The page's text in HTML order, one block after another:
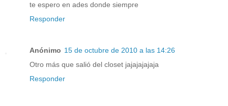
te espero en ades donde siempre
Responder
Anónimo 15 de octubre de 2010 a las 14:26
Otro más que salió del closet jajajajajaja
Responder